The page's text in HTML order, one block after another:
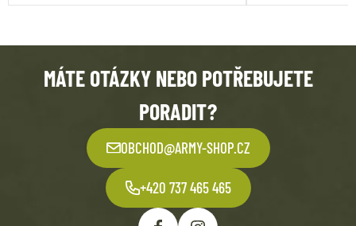
MÁTE OTÁZKY NEBO POTŘEBUJETE
PORADIT?
OBCHOD@ARMY-SHOP.CZ
+420 737 465 465